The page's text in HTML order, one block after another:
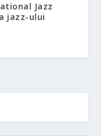
Jazz
jazz-ului